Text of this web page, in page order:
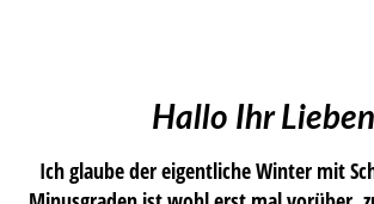
Hallo Ihr
Ich glaube der eigentliche Winter mit